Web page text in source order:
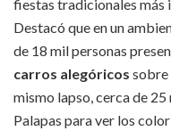
fiestas tradicionales más
Destacó que en un
de 18 mil personas
carros alegóricos sobre
mismo lapso, cerca de
Palapas para ver los